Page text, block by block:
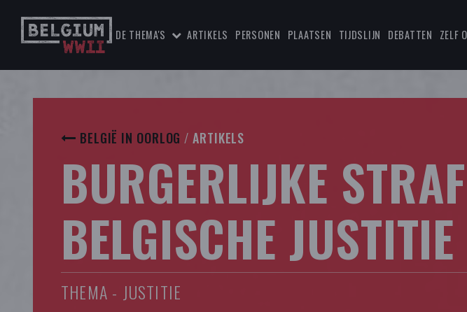
DE THEMA'S ARTIKELS PERSONEN PLAATSEN TIJDSLIJN DEBATTEN ZELF
BELGIË IN OORLOG /ARTIKELS
BURGERLIJKE
BELGISCHE JUSTITIE
THEMA - JUSTITIE